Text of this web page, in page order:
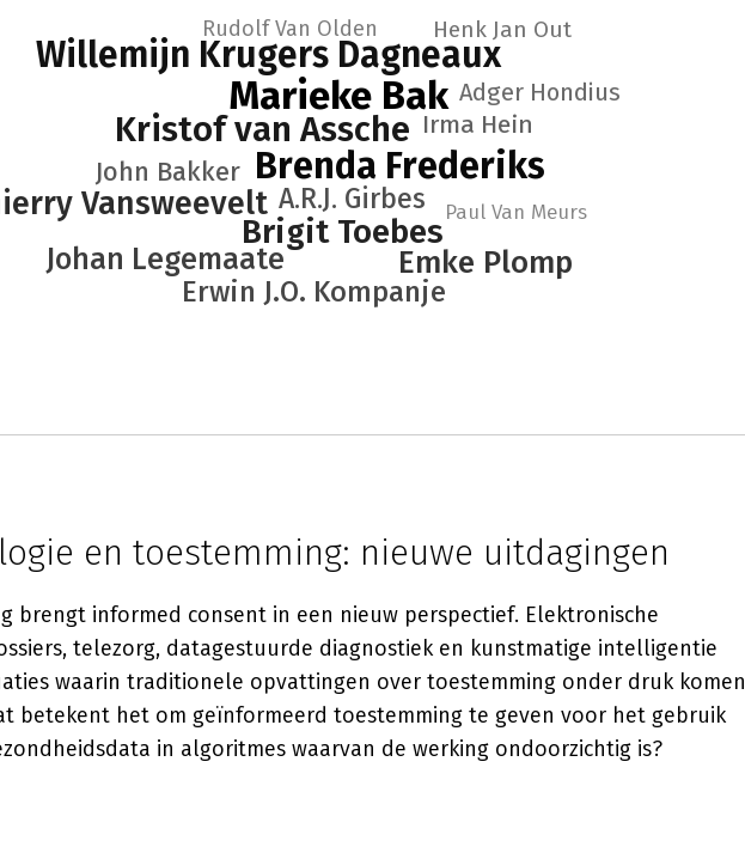
Marieke Bak
Brenda Frederiks
Willemijn Krugers Dagneaux
Kristof van Assche
Brigit Toebes
Vansweevelt
Emke Plomp
Johan Legemaate
Erwin J.O. Kompanje
A.R.J. Girbes
John Bakker
Irma Hein
Adger Hondius
Henk Jan Out
Rudolf Van Olden
Paul Van Meurs
en toestemming: nieuwe uitdagingen
brengt informed consent in een nieuw perspectief. Elektronische
telezorg, datagestuurde diagnostiek en kunstmatige intelligentie
waarin traditionele opvattingen over toestemming onder druk komen
betekent het om geïnformeerd toestemming te geven voor het gebruik
in algoritmes waarvan de werking ondoorzichtig is?